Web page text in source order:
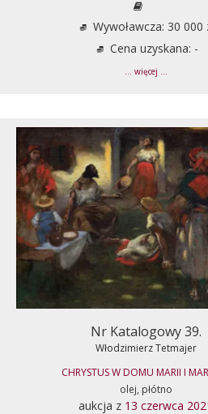
Wywoławcza: 30 000
Cena uzyskana: -
... więcej ...
Nr Katalogowy 39.
Włodzimierz Tetmajer
CHRYSTUS W DOMU MARII I
olej, płótno
aukcja z 13 czerwca